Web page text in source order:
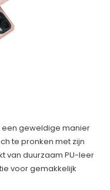
een geweldige manier
te pronken met zijn
van duurzaam PU-leer
voor gemakkelijk